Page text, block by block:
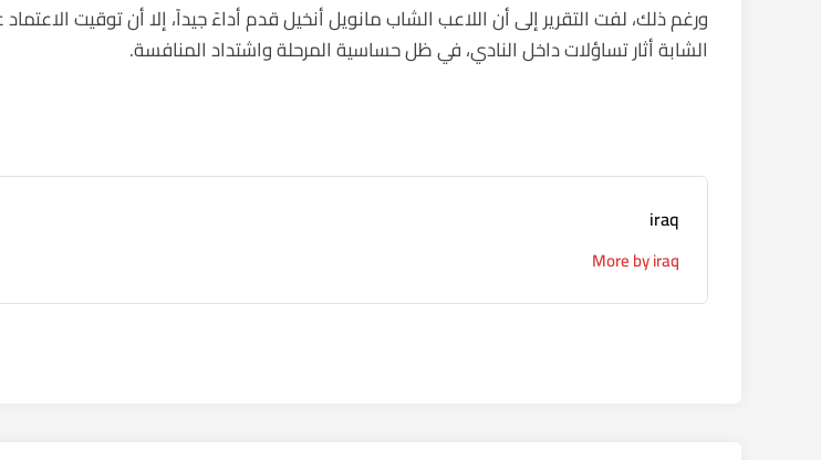
ورغم ذلك، لفت التقرير إلى أن اللاعب الشاب مانويل أنخيل قدم أداءً جيداً، إلا أن توقيت
الشابة أثار تساؤلات داخل النادي، في ظل حساسية المرحلة واشتداد المنافسة.
iraq
More by iraq